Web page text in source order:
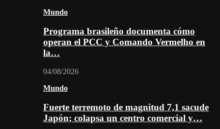
Mundo
Programa brasileño documenta cómo
operan el PCC y Comando Vermelho en
la…
04/08/2026
Mundo
Fuerte terremoto de magnitud 7,1 sacude
Japón; colapsa un centro comercial y…